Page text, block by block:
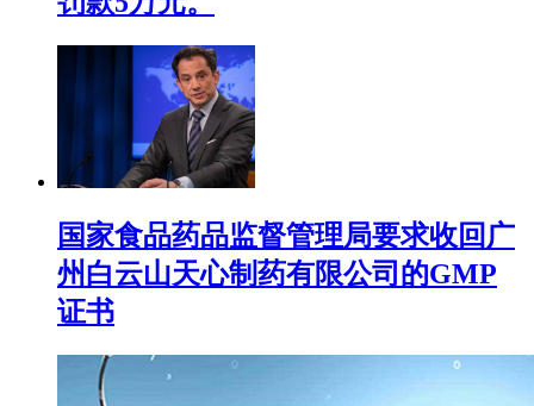
国家食品药品监督管理局要求收回广
州白云山天心制药有限公司的GMP
证书